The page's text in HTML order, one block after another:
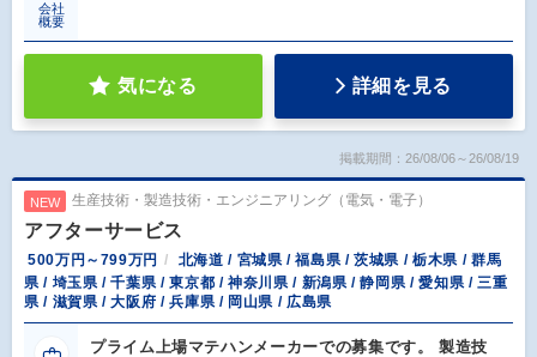
会社
概要
気になる 詳細を見る
掲載期間：26/08/06～26/08/19
NEW 生産技術・製造技術・エンジニアリング（電気・電子）
アフターサービス
500万円～799万円
北海道 / 宮城県 / 福島県 / 茨城県 / 栃木県 / 群馬
県 / 埼玉県 / 千葉県 / 東京都 / 神奈川県 / 新潟県 / 静岡県 / 愛知県 / 三重
県 / 滋賀県 / 大阪府 / 兵庫県 / 岡山県 / 広島県
プライム上場マテハンメーカーでの募集です。 製造技